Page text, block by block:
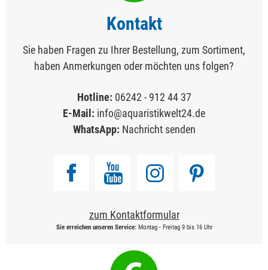
Kontakt
Sie haben Fragen zu Ihrer Bestellung, zum Sortiment,
haben Anmerkungen oder möchten uns folgen?
Hotline: 06242 - 912 44 37
E-Mail: info@aquaristikwelt24.de
WhatsApp: Nachricht senden
zum Kontaktformular
Sie erreichen unseren Service:Montag - Freitag 9 bis 16 Uhr